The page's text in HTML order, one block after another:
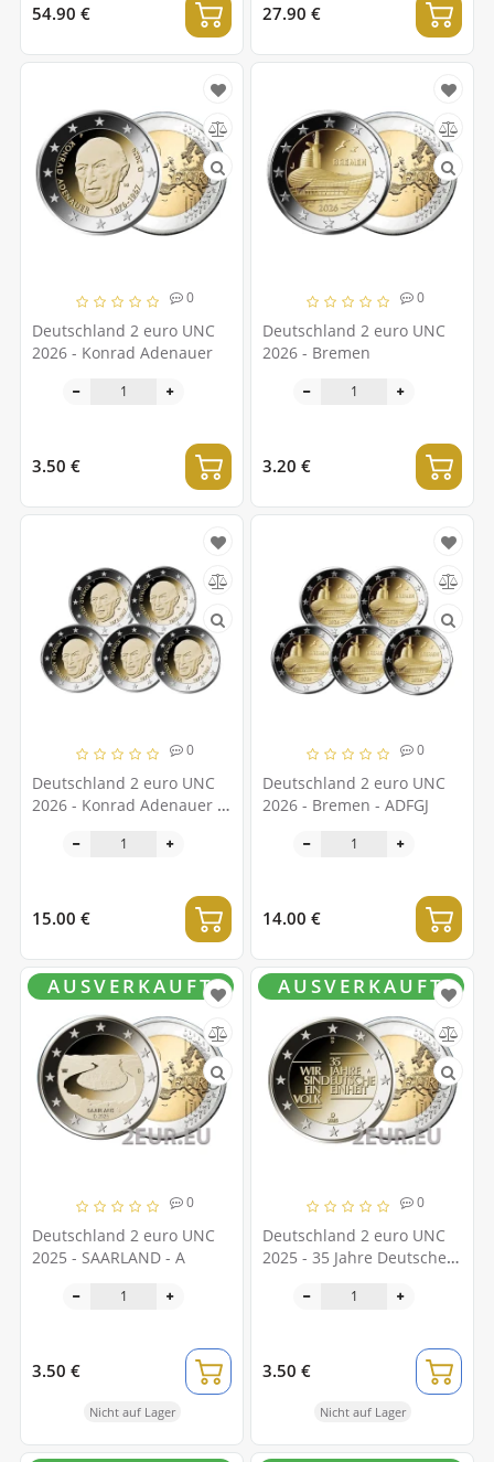
54.90 € 27.90 €
0
Deutschland 2 euro UNC
2026 - Konrad Adenauer
3.50 €
0
Deutschland 2 euro UNC
2026 - Bremen
3.20 €
0
Deutschland 2 euro UNC
2026 - Konrad Adenauer -
15.00 €
0
Deutschland 2 euro UNC
2026 - Bremen - ADFGJ
14.00 €
0
Deutschland 2 euro UNC
2025 - SAARLAND - A
AUSVERKAUFT
3.50 €
Nicht auf Lager
0
Deutschland 2 euro UNC
2025 - 35 Jahre Deutsche
AUSVERKAUFT
3.50 €
Nicht auf Lager